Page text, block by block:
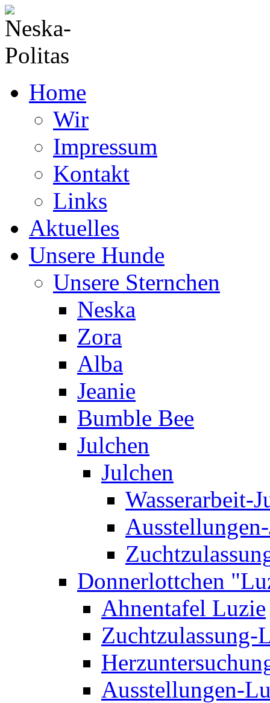
Home
Wir
Impressum
Kontakt
Links
Aktuelles
Unsere Hunde
Unsere Sternchen
Neska
Zora
Alba
Jeanie
Bumble Bee
Julchen
Julchen
Wasserarbeit-
Donnerlottchen
Ahnentafel Luzie
Zuchtzulassung-
Ausstellungen-